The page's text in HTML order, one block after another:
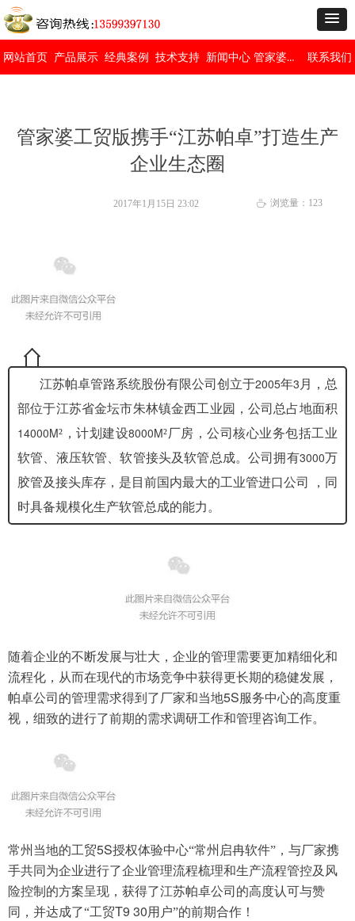
网站首页 产品展示 经典案例 技术支持 新闻中心 管家婆免费版 联系我们
管家婆工贸版携手“江苏帕卓”打造生产
企业生态圈
江苏帕卓管路系统股份有限公司创立于2005年3 月，总
部位于江苏省金坛市朱林镇金西工业园，公司总占地面积
14000M²，计划建设8000M²厂房，公司核心业务包括工业
软管、液压软管、软管接头及软管总成。公司拥有3000万
胶管及接头库存，是目前国内最大的工业管进口公司
，同
时具备规模化生产软管总成的能力。
随着企业的不断发展与壮大，企业的管理需要更加精细化和
流程化，从而在现代的市场竞争中获得更长期的稳健发展，
帕卓公司的管理需求得到了厂家和当地5S服务中心的高度重
视，细致的进行了前期的需求调研工作和管理咨询工作。
常州当地的工贸5S授权体验中心“常州启冉软件”，与厂家携
手共同为企业进行了企业管理流程梳理和生产流程管控及风
险控制的方案呈现，获得了江苏帕卓公司的高度认可与赞
同，并达成了“工贸T9 30用户”的前期合作！
2017年1月15日 23:02 ꄘ 浏览量： 123